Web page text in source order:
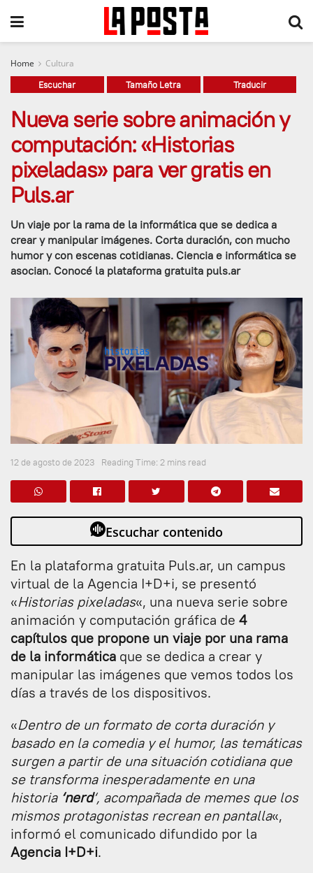
Home Cultura
Escuchar Tamaño Letra Traducir
Nueva serie sobre animación y
computación: «Historias
pixeladas» para ver gratis en
Puls.ar
Un viaje por la rama de la informática que se dedica a
crear y manipular imágenes. Corta duración, con mucho
humor y con escenas cotidianas. Ciencia e informática se
asocian. Conocé la plataforma gratuita puls.ar
12 de agosto de 2023 Reading Time: 2 mins read
Escuchar contenido
En la plataforma gratuita Puls.ar, un campus
virtual de la Agencia I+D+i, se presentó
«Historias pixeladas«, una nueva serie sobre
animación y computación gráfica de 4
capítulos que propone un viaje por una rama
de la informática que se dedica a crear y
manipular las imágenes que vemos todos los
días a través de los dispositivos.
«Dentro de un formato de corta duración y
basado en la comedia y el humor, las temáticas
surgen a partir de una situación cotidiana que
se transforma inesperadamente en una
historia ‘nerd‘, acompañada de memes que los
mismos protagonistas recrean en pantalla«,
informó el comunicado difundido por la
Agencia I+D+i.